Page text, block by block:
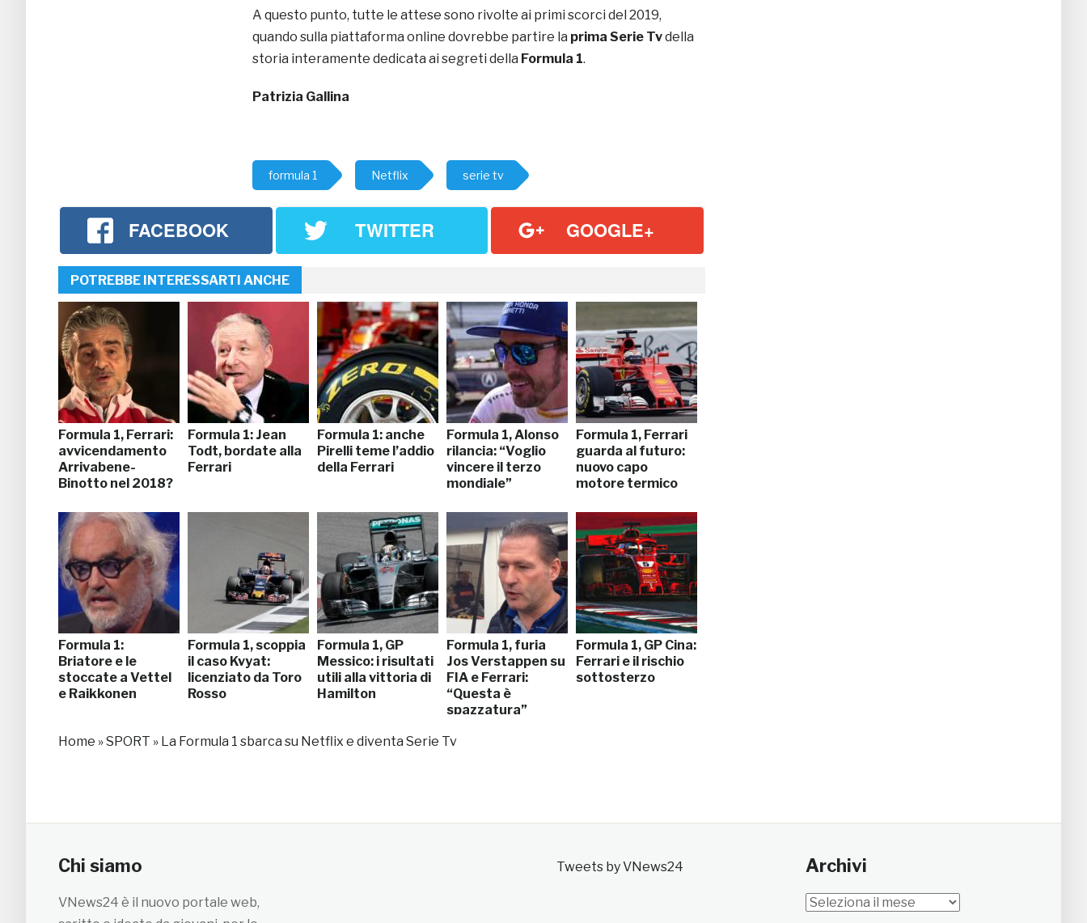
A questo punto, tutte le attese sono rivolte ai primi scorci del 2019,
quando sulla piattaforma online dovrebbe partire la prima Serie Tvdella
storia interamente dedicata ai segreti della Formula 1.
Patrizia Gallina
formula 1 Netflix serie tv
FACEBOOK TWITTER GOOGLE+
POTREBBE INTERESSARTI ANCHE
Formula 1, Ferrari:
avvicendamento
Arrivabene-
Binotto nel 2018?
Formula 1: Jean
Todt, bordate alla
Ferrari
Formula 1: anche
Pirelli teme l’addio
della Ferrari
Formula 1, Alonso
rilancia: “Voglio
vincere il terzo
mondiale”
Formula 1, Ferrari
guarda al futuro:
nuovo capo
motore termico
Formula 1:
Briatore e le
stoccate a Vettel
e Raikkonen
Formula 1, scoppia
il caso Kvyat:
licenziato da Toro
Rosso
Formula 1, GP
Messico: i risultati
utili alla vittoria di
Hamilton
Formula 1, furia
Jos Verstappen su
FIA e Ferrari:
“Questa è
spazzatura”
Formula 1, GP Cina:
Ferrari e il rischio
sottosterzo
Home »SPORT » La Formula 1 sbarca su Netflix e diventa Serie Tv
Chi siamo
VNews24 è il nuovo portale web,
Tweets by VNews24 Archivi
Archivi